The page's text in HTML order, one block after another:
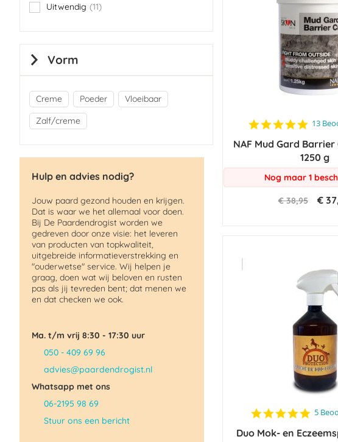
4.8
rating
13
NAF Mud Gard
1250 g
Nog maar 1
€ 38,95 €
5.0
rating
5
Duo Mok- en
Uitwendig
11
items
Vorm
Creme Poeder
Vloeibaar
Zalf/creme
Hulp en advies nodig?
Jouw paard gezond houden en krijgen.
Dat is waar we het allemaal voor doen.
Bij De Paardendrogist worden we
gedreven door onze visie: het leveren
van producten van topkwaliteit,
uitgebreide informatieverstrekking en
"ouderwetse" service. Wij helpen je
graag, doen wat wij beloven en rusten
pas als jij tevreden bent; dat menen we
en dat checken we ook.
Ma. t/m vrij 8:30 - 17:30 uur
050 - 409 69 96
advies@paardendrogist.nl
Whatsapp met ons
06-2195 98 69
Stuur ons een bericht